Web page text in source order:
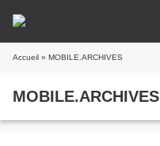
Accueil » MOBILE.ARCHIVES
MOBILE.ARCHIVES